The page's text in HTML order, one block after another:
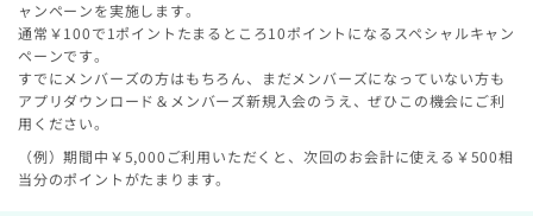
ャンペーンを実施します。
通常￥100で1ポイントたまるところ10ポイントになるスペシャルキャン
ペーンです。
すでにメンバーズの方はもちろん、まだメンバーズになっていない方も
アプリダウンロード＆メンバーズ新規入会のうえ、ぜひこの機会にご利
用ください。
（例）期間中￥5,000ご利用いただくと、次回のお会計に使える￥500相
当分のポイントがたまります。